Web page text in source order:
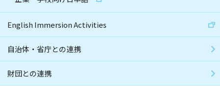
English Immersion Activities
自治体・省庁との連携
財団との連携